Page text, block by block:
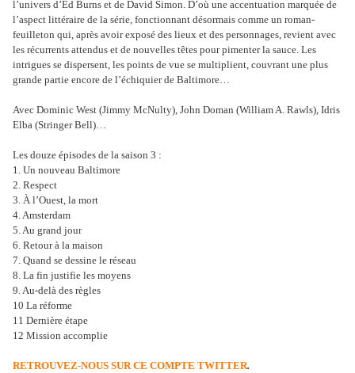
l’univers d’Ed Burns et de David Simon. D’où une accentuation marquée de
l’aspect littéraire de la série, fonctionnant désormais comme un roman-
feuilleton qui, après avoir exposé des lieux et des personnages, revient avec
les récurrents attendus et de nouvelles têtes pour pimenter la sauce. Les
intrigues se dispersent, les points de vue se multiplient, couvrant une plus
grande partie encore de l’échiquier de Baltimore…
Avec Dominic West (Jimmy McNulty), John Doman (William A. Rawls), Idris
Elba (Stringer Bell)…
Les douze épisodes de la saison 3 :
1. Un nouveau Baltimore
2. Respect
3. À l’Ouest, la mort
4. Amsterdam
5. Au grand jour
6. Retour à la maison
7. Quand se dessine le réseau
8. La fin justifie les moyens
9. Au-delà des règles
10 La réforme
11 Dernière étape
12 Mission accomplie
RETROUVEZ-NOUS SUR CE COMPTE TWITTER.